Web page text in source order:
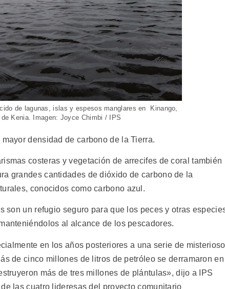
de lagunas, islas y espesos manglares en Kinango,
Kenia. Imagen: Joyce Chimbi / IPS
densidad de carbono de la Tierra.
costeras y vegetación de arrecifes de coral también
grandes cantidades de dióxido de carbono de la
conocidos como carbono azul.
son un refugio seguro para que los peces y otras
al alcance de los pescadores.
en los años posteriores a una serie de
de cinco millones de litros de petróleo se derramaron en
más de tres millones de plántulas», dijo a IPS
las cuatro lideresas del proyecto comunitario